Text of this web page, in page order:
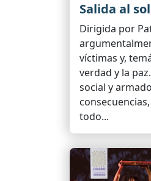
Salida al
Dirigida por
víctimas y,
verdad y la
social y
todo...